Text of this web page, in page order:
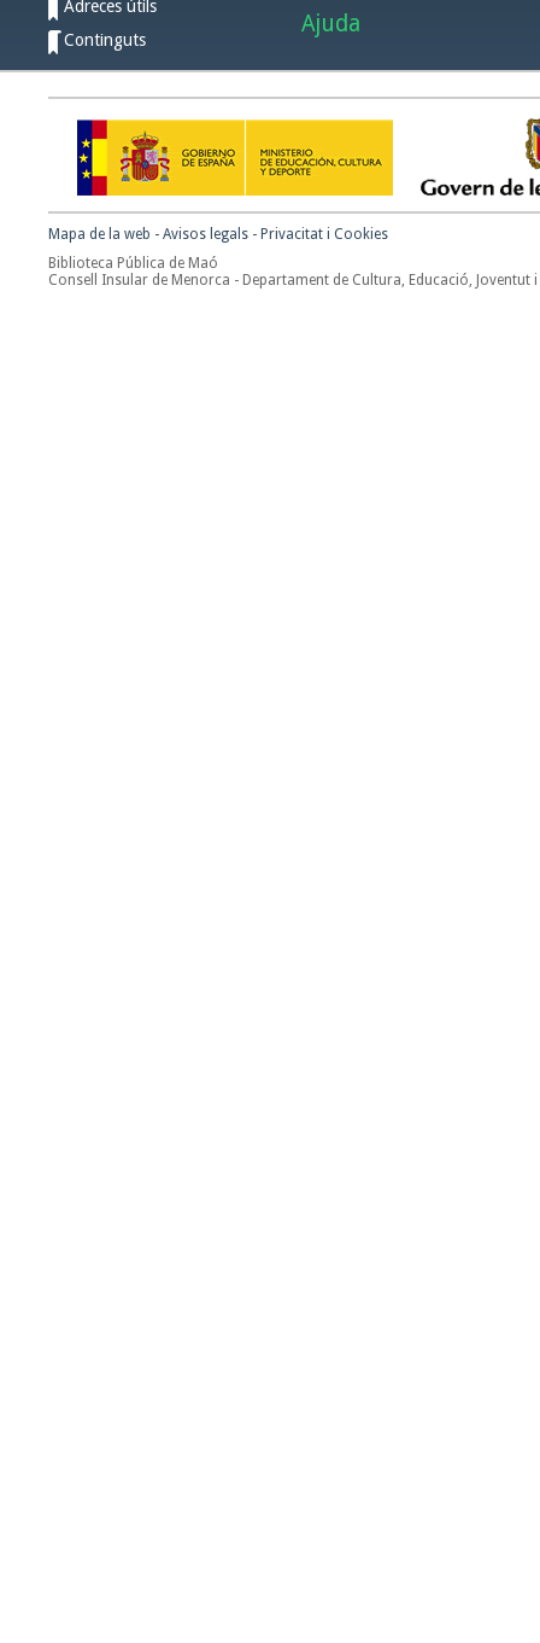
Adreces útils
Continguts
Ajuda
Mapa de la web - Avisos legals - Privacitat i Cookies
Biblioteca Pública de Maó
Consell Insular de Menorca - Departament de Cultura, Educació, Joventut